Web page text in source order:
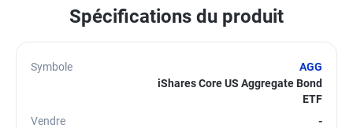
Spécifications du produit
Symbole
AGG
iShares Core US Aggregate Bond
ETF
Vendre
-